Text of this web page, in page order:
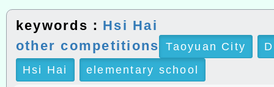
keywords： Hsi Hai
other competitions
Taoyuan City
Hsi Hai
elementary school